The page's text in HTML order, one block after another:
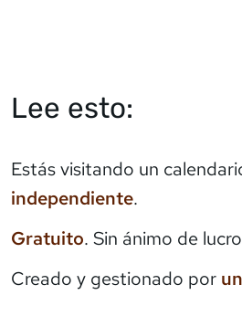
Lee esto:
Estás visitando un
independiente.
Gratuito. Sin ánimo de
Creado y gestionado por